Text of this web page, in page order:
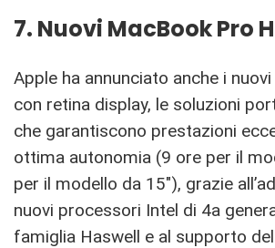
7. Nuovi MacBook Pro
Apple ha annunciato anche i
con retina display, le soluzioni
che garantiscono prestazioni
ottima autonomia (9 ore per il
per il modello da 15″), grazie
nuovi processori Intel di 4a
famiglia Haswell e al supporto